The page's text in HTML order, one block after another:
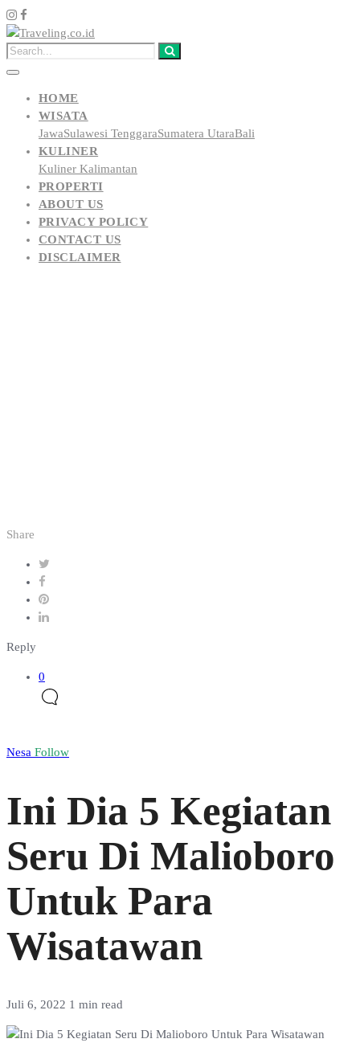
HOME
WISATA
JawaSulawesi TenggaraSumatera UtaraBali
KULINER
Kuliner Kalimantan
PROPERTI
ABOUT US
PRIVACY POLICY
CONTACT US
DISCLAIMER
Share
Reply
0
Nesa Follow
Ini Dia 5 Kegiatan
Seru Di Malioboro
Untuk Para
Wisatawan
Juli 6, 2022 1 min read